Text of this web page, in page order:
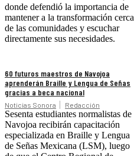
donde defendió la importancia de
mantener a la transformación cerca
de las comunidades y escuchar
directamente sus necesidades.
60 futuros maestros de Navojoa
aprenderán Braille y Lengua de Señas
gracias a beca nacional
Noticias Sonora Redacción
Sesenta estudiantes normalistas de
Navojoa recibirán capacitación
especializada en Braille y Lengua
de Señas Mexicana (LSM), luego